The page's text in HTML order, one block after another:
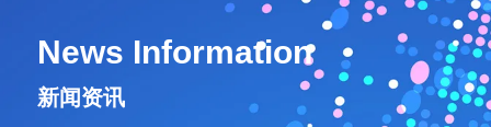
News Information
新闻资讯